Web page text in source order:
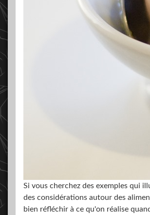
Si vous cherchez des exemples qui
des considérations autour des
bien réfléchir à ce qu'on réalise